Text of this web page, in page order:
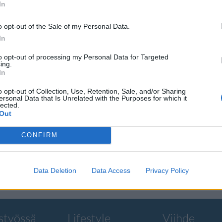
opt-out of the Sale of my Personal Data.
opt-out of processing my Personal Data for Targeted
opt-out of Collection, Use, Retention, Sale, and/or Sharing
Data that Is Unrelated with the Purposes for which it
CONFIRM
Data Deletion Data Access Privacy Policy
tulla yhdessä
Lifestyle Viihde